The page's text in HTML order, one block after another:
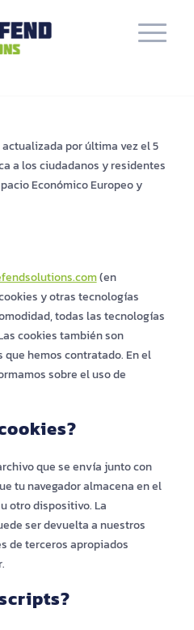
por última vez el 5
a los ciudadanos y residentes
Económico Europeo y
(en
y otras tecnologías
todas las tecnologías
cookies también son
hemos contratado. En el
sobre el uso de
que se envía junto con
tu navegador almacena en el
otro dispositivo. La
ser devuelta a nuestros
de terceros apropiados